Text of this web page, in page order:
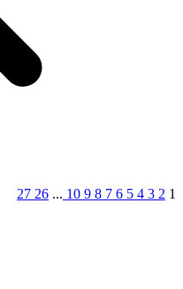
1
2
3
4
5
6
7
8
9
10
...
26
27